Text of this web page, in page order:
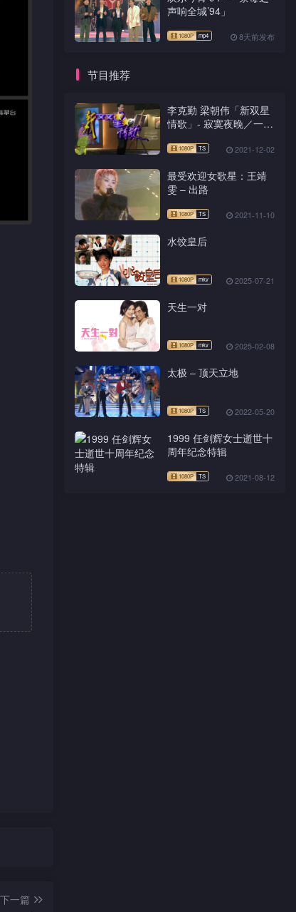
下一篇
声响全城’94」
8天前发布
节目推荐
李克勤 梁朝伟「新双星
情歌」- 寂寞夜晚／一生
2021-12-02
最受欢迎女歌星：王靖
雯 – 出路
2021-11-10
水饺皇后
2025-07-21
天生一对
2025-02-08
太极 – 顶天立地
2022-05-20
1999 任剑辉女士逝世十
周年纪念特辑
2021-08-12